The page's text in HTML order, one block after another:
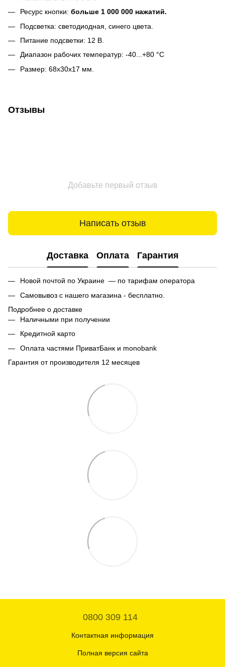
Ресурс кнопки: больше 1 000 000 нажатий.
Подсветка: светодиодная, синего цвета.
Питание подсветки: 12 В.
Диапазон рабочих температур: -40...+80 °С
Размер: 68х30х17 мм.
Отзывы
Добавьте первый отзыв
Написать отзыв
Доставка Оплата Гарантия
Новой почтой по Украине — по тарифам оператора
Самовывоз с нашего магазина - бесплатно.
Подробнее о доставке
Наличными при получении
Кредитной карто
Оплата частями ПриватБанк и monobank
Гарантия от производителя 12 месяцев
0800 309 114
Контактная информация
Полная версия сайта